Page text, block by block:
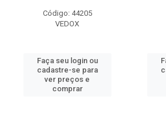
Código: 44205
VEDOX
Faça seu login ou
cadastre-se para
ver preços e
comprar